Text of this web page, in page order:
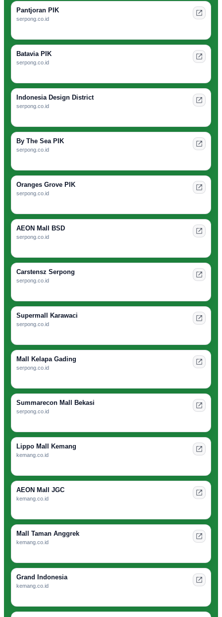
Pantjoran PIK
serpong.co.id
Batavia PIK
serpong.co.id
Indonesia Design District
serpong.co.id
By The Sea PIK
serpong.co.id
Oranges Grove PIK
serpong.co.id
AEON Mall BSD
serpong.co.id
Carstensz Serpong
serpong.co.id
Supermall Karawaci
serpong.co.id
Mall Kelapa Gading
serpong.co.id
Summarecon Mall Bekasi
serpong.co.id
Lippo Mall Kemang
kemang.co.id
AEON Mall JGC
kemang.co.id
Mall Taman Anggrek
kemang.co.id
Grand Indonesia
kemang.co.id